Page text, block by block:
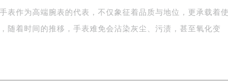
表作为高端腕表的代表，不仅象征着品质与地位，更承载着使
随着时间的推移，手表难免会沾染灰尘、污渍，甚至氧化变